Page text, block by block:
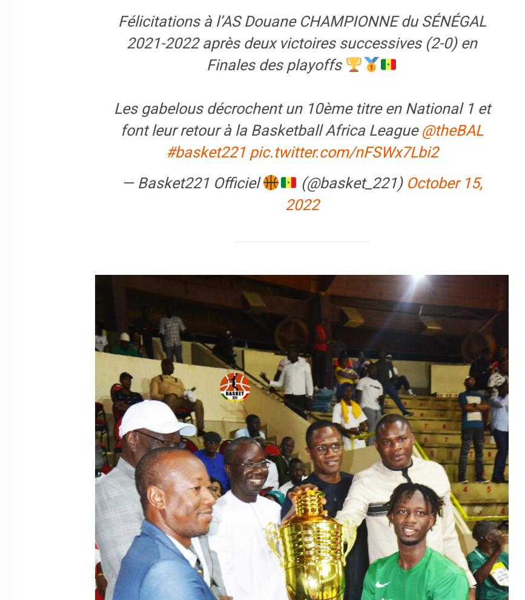
Félicitations à l’AS Douane CHAMPIONNE du SÉNÉGAL
2021-2022 après deux victoires successives (2-0) en
Finales des playoffs
Les gabelous décrochent un 10ème titre en National 1 et
font leur retour à la Basketball Africa League @theBAL
#basket221 pic.twitter.com/nFSWx7Lbi2
— Basket221 Officiel
(@basket_221) October 15,
2022